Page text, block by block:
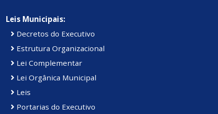
Leis Municipais:
Decretos do Executivo
Estrutura Organizacional
Lei Complementar
Lei Orgânica Municipal
Leis
Portarias do Executivo